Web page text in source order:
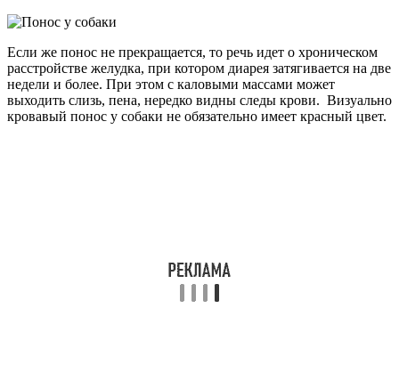
Если же понос не прекращается, то речь идет о хроническом
расстройстве желудка, при котором диарея затягивается на две
недели и более. При этом с каловыми массами может
выходить слизь, пена, нередко видны следы крови. Визуально
кровавый понос у собаки не обязательно имеет красный цвет.